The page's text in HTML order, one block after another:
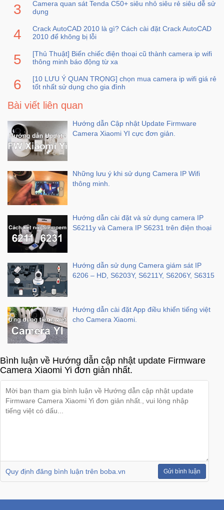
Camera quan sát Tenda C50+ siêu nhỏ siêu rẻ siêu dễ sử
dụng
Crack AutoCAD 2010 là gì? Cách cài đặt Crack AutoCAD
2010 để không bị lỗi
[Thủ Thuật] Biến chiếc điện thoại cũ thành camera ip wifi
thông minh báo động từ xa
[10 LƯU Ý QUAN TRỌNG] chọn mua camera ip wifi giá rẻ
tốt nhất sử dụng cho gia đình
Bài viết liên quan
Hướng dẫn Cập nhật Update Firmware
Camera Xiaomi YI cực đơn giản.
Những lưu ý khi sử dụng Camera IP Wifi
thông minh.
Hướng dẫn cài đặt và sử dụng camera IP
S6211y và Camera IP S6231 trên điện thoại
Hướng dẫn sử dụng Camera giám sát IP
6206 – HD, S6203Y, S6211Y, S6206Y, S6315
Hướng dẫn cài đặt App điều khiển tiếng việt
cho Camera Xiaomi.
Bình luận về Hướng dẫn cập nhật update Firmware
Camera Xiaomi Yi đơn giản nhất.
Quy định đăng bình luận trên boba.vn Gửi bình luận